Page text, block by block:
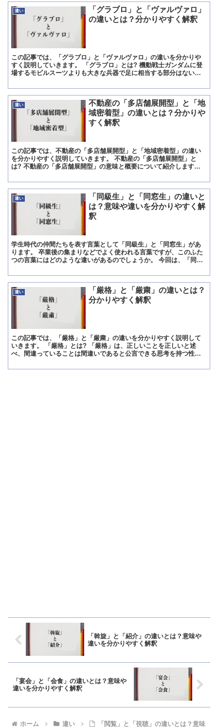
違い
「グラブロ」と「ヴァルヴァロ」
の違いとは？分かりやすく解釈
この記事では、「グラブロ」と「ヴァルヴァロ」の違いを分かりや
すく説明していきます。 「グラブロ」とは? 機動戦士ガンダムに登
場するモビルスーツよりも大きな兵器で足に相当する部分はないモ
違い
不動産の「多店舗展開型」と「地
域密着型」の違いとは？分かりや
すく解釈
この記事では、不動産の「多店舗展開型」と「地域密着型」の違い
を分かりやすく説明していきます。 不動産の「多店舗展開型」と
は? 不動産の「多店舗展開型」の意味と概要について紹介します。
違い
「同級生」と「同窓生」の違いと
は？意味や違いを分かりやすく解
釈
学生時代の仲間たちを表す言葉として「同級生」と「同窓生」があ
ります。 卒業後の集まりなどでよく使われる言葉ですが、このふた
つの言葉にはどのような違いがあるのでしょうか。 今回は、「同級
違い
「厳格」と「厳粛」の違いとは？
分かりやすく解釈
この記事では、「厳格」と「厳粛」の違いを分かりやすく説明して
いきます。 「厳格」とは? 「厳格」は、正しいことを正しいと述
べ、間違っていることは間違いであると公言できる思考を持つ性格
「斡旋」と「紹介」の違いとは？意味や
違いを分かりやすく解釈
「宴会」と「会食」の違いとは？意味や
違いを分かりやすく解釈
ホーム 違い 「閲覧」と「視聴」の違いとは？意味